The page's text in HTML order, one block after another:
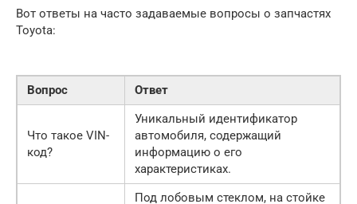
Вот ответы на часто задаваемые вопросы о запчастях
Toyota:
Вопрос Ответ
Что такое VIN-
код?
Уникальный идентификатор
автомобиля, содержащий
информацию о его
характеристиках.
Под лобовым стеклом, на стойке